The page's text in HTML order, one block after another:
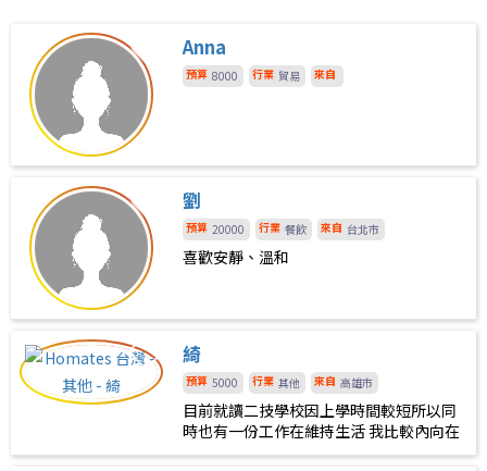
Anna
預算 8000 行業 貿易 來自
劉
預算 20000 行業 餐飲 來自 台北市
喜歡安靜、溫和
綺
預算 5000 行業 其他 來自 高雄市
目前就讀二技學校因上學時間較短所以同
時也有一份工作在維持生活 我比較內向在
熟悉階段會比較安靜但如果個性合得來會